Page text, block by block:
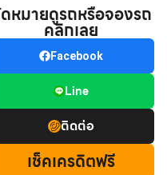
หมายดูรถหรือจองรถ
คลิกเลย
Facebook
Line
ติดต่อ
เช็คเครดิตฟรี